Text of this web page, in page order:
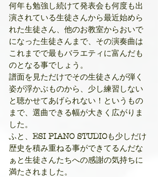
何年も勉強し続けて発表会も何度も出
演されている生徒さんから最近始めら
れた生徒さん、他のお教室からおいで
になった生徒さんまで、その演奏曲は
これまでで最もバラエティに富んだも
のとなる事でしょう。
譜面を見ただけでその生徒さんが弾く
姿が浮かぶものから、少し練習しない
と聴かせてあげられない！というもの
まで、選曲できる幅が大きく広がりま
した。
ふと、 ESI PIANO STUDIOも少しだけ
歴史を積み重ねる事ができてるんだな
ぁと生徒さんたちへの感謝の気持ちに
満たされました。